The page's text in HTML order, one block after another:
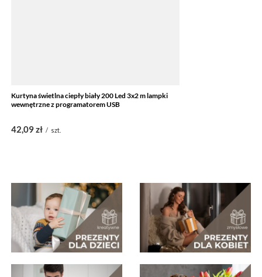
Kurtyna świetlna ciepły biały 200 Led 3x2 m lampki
wewnętrzne z programatorem USB
42,09 zł / szt.